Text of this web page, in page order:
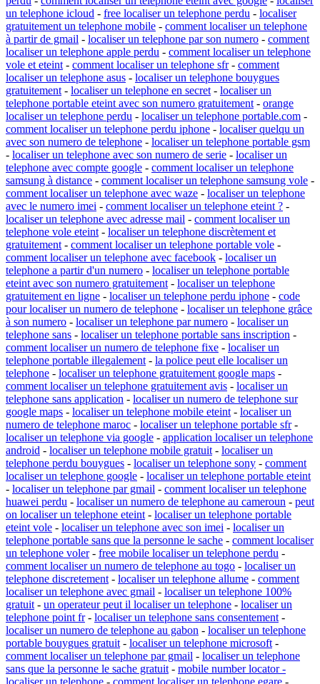
un telephone icloud - free localiser un telephone perdu - localiser
gratuitement un telephone mobile - comment localiser un telephone
à partir de gmail - localiser un telephone par son numero - comment
localiser un telephone apple perdu - comment localiser un telephone
vole et eteint - comment localiser un telephone sfr- comment
localiser un telephone asus - localiser un telephone bouygues
gratuitement - localiser un telephone en secret - localiser un
telephone portable eteint avec son numero gratuitement - orange
localiser un telephone perdu - localiser un telephone portable.com -
comment localiser un telephone perdu iphone - localiser quelqu un
avec son numero de telephone - localiser un telephone portable gsm
- localiser un telephone avec son numero de serie - localiser un
telephone avec compte google - comment localiser un telephone
samsung à distance - comment localiser un telephone samsung vole -
comment localiser un telephone avec waze - localiser un telephone
avec le numero imei - comment localiser un telephone eteint ? -
localiser un telephone avec adresse mail - comment localiser un
telephone vole eteint - localiser un telephone discrètement et
gratuitement - comment localiser un telephone portable vole -
comment localiser un telephone avec facebook - localiser un
telephone a partir d'un numero - localiser un telephone portable
eteint avec son numero gratuitement - localiser un telephone
gratuitement en ligne - localiser un telephone perdu iphone - code
pour localiser un numero de telephone - localiser un telephone grâce
à son numero - localiser un telephone par numero - localiser un
telephone sans - localiser un telephone portable sans inscription -
comment localiser un numero de telephone fixe - localiser un
telephone portable illegalement - la police peut elle localiser un
telephone - localiser un telephone gratuitement google maps -
comment localiser un telephone gratuitement avis - localiser un
telephone sans application - localiser un numero de telephone sur
google maps - localiser un telephone mobile eteint - localiser un
numero de telephone maroc - localiser un telephone portable sfr-
localiser un telephone via google - application localiser un telephone
android - localiser un telephone mobile gratuit - localiser un
telephone perdu bouygues - localiser un telephone sony - comment
localiser un telephone google - localiser un telephone portable eteint
- localiser un telephone par gmail - comment localiser un telephone
huawei perdu - localiser un numero de telephone au cameroun - peut
on localiser un telephone eteint - localiser un telephone portable
eteint vole - localiser un telephone avec son imei - localiser un
telephone portable sans que la personne le sache - comment localiser
un telephone voler- free mobile localiser un telephone perdu -
comment localiser un numero de telephone au togo - localiser un
telephone discretement - localiser un telephone allume - comment
localiser un telephone avec gmail - localiser un telephone 100%
gratuit - un operateur peut il localiser un telephone - localiser un
telephone point fr- localiser un telephone sans consentement -
localiser un numero de telephone au gabon - localiser un telephone
portable bouygues gratuit - localiser un telephone microsoft -
comment localiser un telephone par gmail - localiser un telephone
sans que la personne le sache gratuit - mobile number locator -
localiser un telephone - comment localiser un telephone egare -